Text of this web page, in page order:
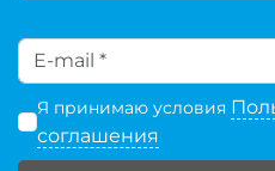
Я принимаю условия
соглашения